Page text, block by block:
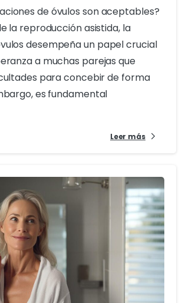
de óvulos son aceptables?
la reproducción asistida, la
desempeña un papel crucial
a muchas parejas que
para concebir de forma
es fundamental
Leer más